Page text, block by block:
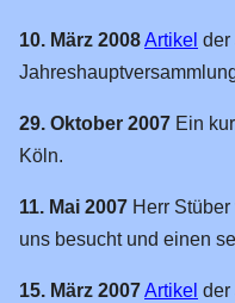
10. März 2008Artikel der
29. Oktober 2007 Ein
Köln.
11. Mai 2007 Herr
uns besucht und einen
15. März 2007Artikel der